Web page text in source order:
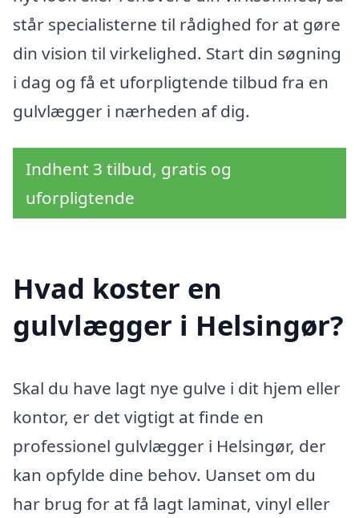
står specialisterne til rådighed for at gøre
din vision til virkelighed. Start din søgning
i dag og få et uforpligtende tilbud fra en
gulvlægger i nærheden af dig.
Indhent 3 tilbud, gratis og
uforpligtende
Hvad koster en
gulvlægger i Helsingør?
Skal du have lagt nye gulve i dit hjem eller
kontor, er det vigtigt at finde en
professionel gulvlægger i Helsingør, der
kan opfylde dine behov. Uanset om du
har brug for at få lagt laminat, vinyl eller